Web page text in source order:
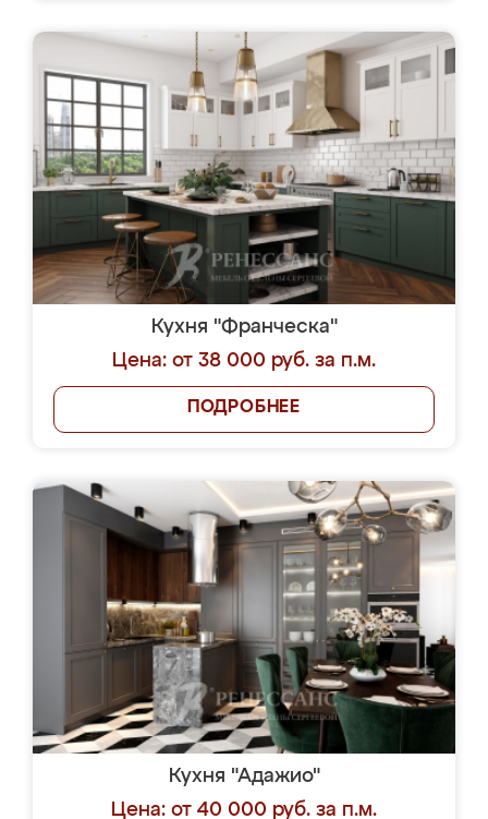
Кухня "Франческа"
Цена: от 38 000 руб. за п.м.
ПОДРОБНЕЕ
Кухня "Адажио"
Цена: от 40 000 руб. за п.м.